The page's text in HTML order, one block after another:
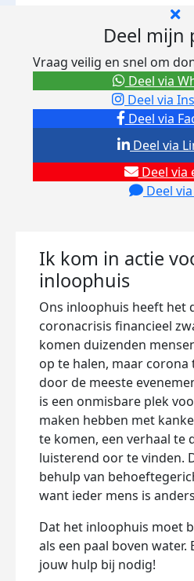
Deel mijn
Vraag veilig en snel om
Deel via
Deel via
Deel via
Deel
Deel via
Deel via
Ik kom in actie
inloophuis
Ons inloophuis heeft het
coronacrisis financieel
komen duizenden
op te halen, maar
door de meeste
is een onmisbare plek
maken hebben met
te komen, een verhaal te
luisterend oor te vinden.
behulp van
want ieder mens is
Dat het inloophuis moet
als een paal boven water.
jouw hulp bij nodig!